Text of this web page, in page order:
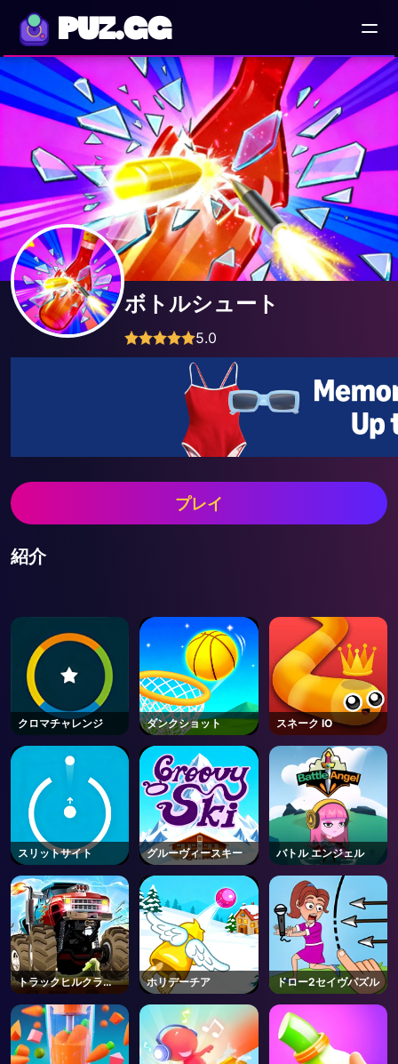
PUZ.GG
ボトルシュート
5.0
プレイ
紹介
クロマチャレンジ ダンクショット スネーク IO
スリットサイト グルーヴィースキー バトル エンジェル
トラックヒルクライ
ム
ホリデーチア ドロー2セイヴパズル